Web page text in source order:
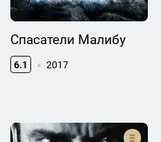
Спасатели Малибу
6.1 2017